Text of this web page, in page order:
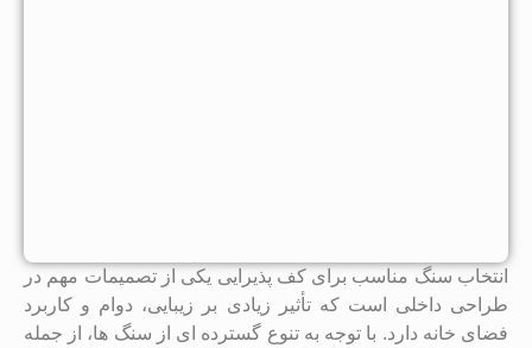
انتخاب سنگ مناسب برای کف پذیرایی یکی از تصمیمات مهم در
طراحی داخلی است که تأثیر زیادی بر زیبایی، دوام و کاربرد
فضای خانه دارد. با توجه به تنوع گسترده ‌ای از سنگ ‌ها، از جمله